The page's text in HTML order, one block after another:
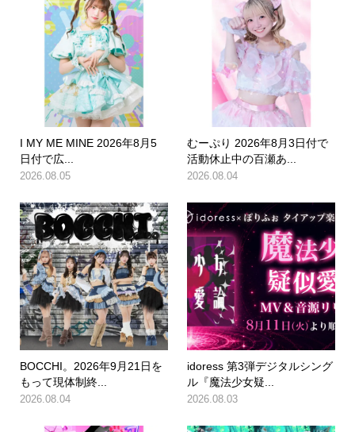
I MY ME MINE 2026年8月5
日付で広...
2026.08.05
むーぷり 2026年8月3日付で
活動休止中の百瀬あ...
2026.08.04
BOCCHI。2026年9月21日を
もって現体制終...
2026.08.04
idoress 第3弾デジタルシング
ル『魔法少女疑...
2026.08.03